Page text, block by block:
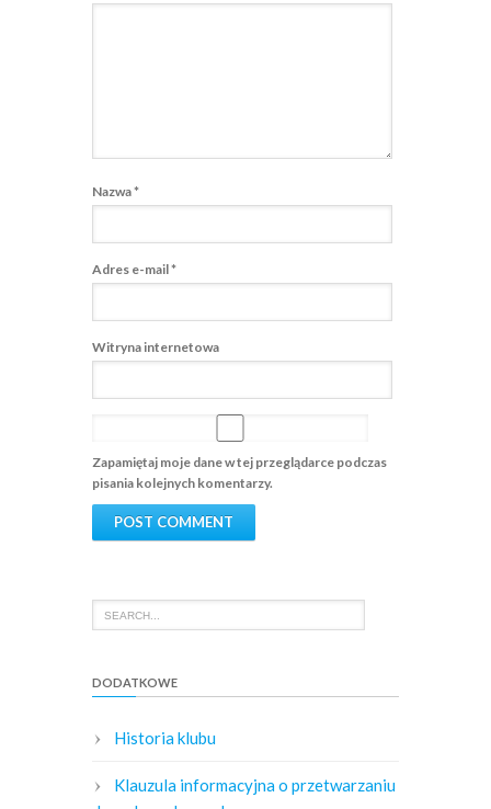
Nazwa*
Adres e-mail*
Witryna internetowa
Zapamiętaj moje dane w tej przeglądarce podczas
pisania kolejnych komentarzy.
DODATKOWE
Historia klubu
Klauzula informacyjna o przetwarzaniu